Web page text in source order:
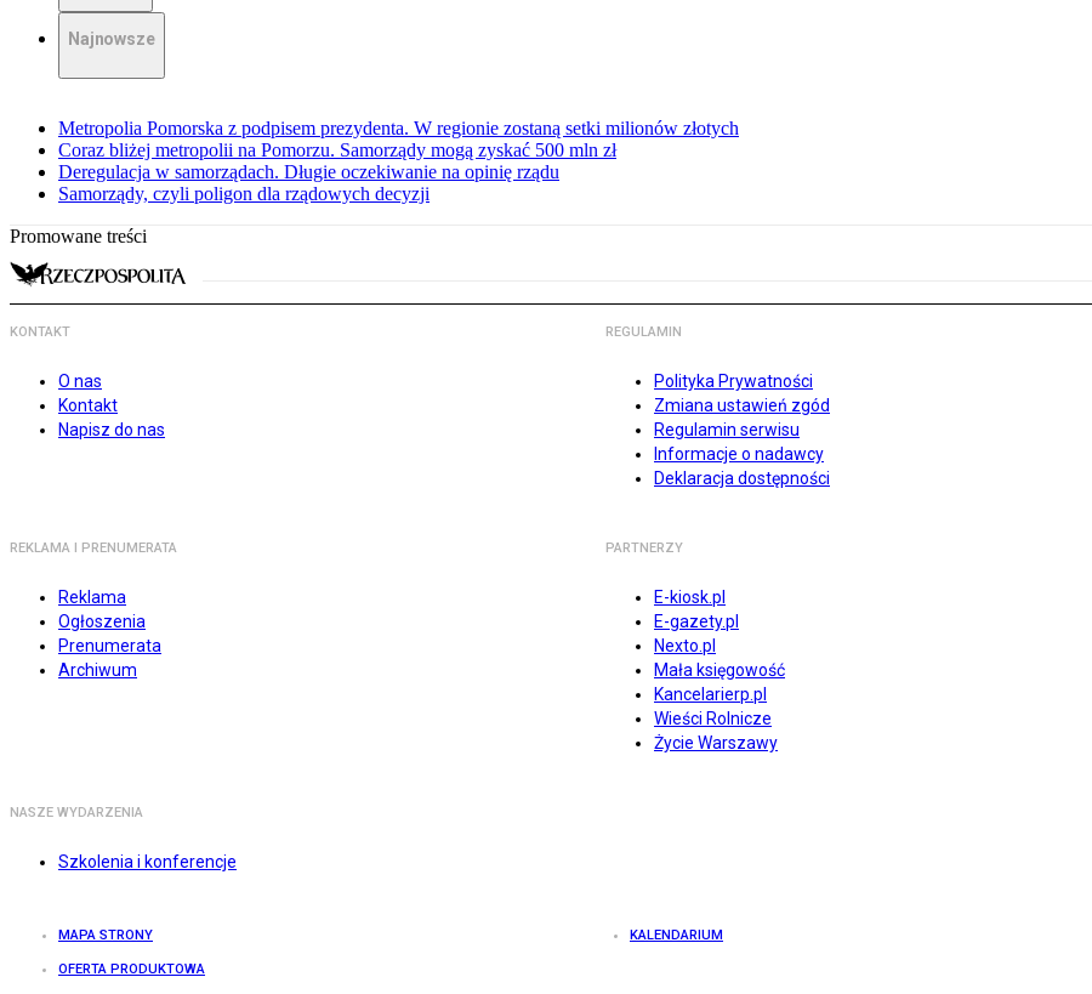
Najnowsze
Metropolia Pomorska z podpisem prezydenta. W regionie zostaną setki milionów złotych
Coraz bliżej metropolii na Pomorzu. Samorządy mogą zyskać 500 mln zł
Deregulacja w samorządach. Długie oczekiwanie na opinię rządu
Samorządy, czyli poligon dla rządowych decyzji
Promowane treści
KONTAKT
O nas
Kontakt
Napisz do nas
REGULAMIN
Polityka Prywatności
Zmiana ustawień zgód
Regulamin serwisu
Informacje o nadawcy
Deklaracja dostępności
REKLAMA I PRENUMERATA
Reklama
Ogłoszenia
Prenumerata
Archiwum
PARTNERZY
E-kiosk.pl
E-gazety.pl
Nexto.pl
Mała księgowość
Kancelarierp.pl
Wieści Rolnicze
Życie Warszawy
NASZE WYDARZENIA
Szkolenia i konferencje
MAPA STRONY KALENDARIUM
OFERTA PRODUKTOWA